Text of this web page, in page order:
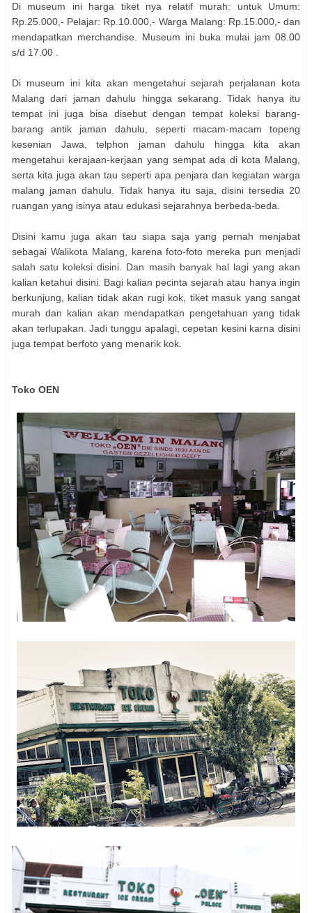
Di museum ini harga tiket nya relatif murah: untuk Umum:
Rp.25.000,- Pelajar: Rp.10.000,- Warga Malang: Rp.15.000,- dan
mendapatkan merchandise. Museum ini buka mulai jam 08.00
s/d 17.00 .
Di museum ini kita akan mengetahui sejarah perjalanan kota
Malang dari jaman dahulu hingga sekarang. Tidak hanya itu
tempat ini juga bisa disebut dengan tempat koleksi barang-
barang antik jaman dahulu, seperti macam-macam topeng
kesenian Jawa, telphon jaman dahulu hingga kita akan
mengetahui kerajaan-kerjaan yang sempat ada di kota Malang,
serta kita juga akan tau seperti apa penjara dan kegiatan warga
malang jaman dahulu. Tidak hanya itu saja, disini tersedia 20
ruangan yang isinya atau edukasi sejarahnya berbeda-beda.
Disini kamu juga akan tau siapa saja yang pernah menjabat
sebagai Walikota Malang, karena foto-foto mereka pun menjadi
salah satu koleksi disini. Dan masih banyak hal lagi yang akan
kalian ketahui disini. Bagi kalian pecinta sejarah atau hanya ingin
berkunjung, kalian tidak akan rugi kok, tiket masuk yang sangat
murah dan kalian akan mendapatkan pengetahuan yang tidak
akan terlupakan. Jadi tunggu apalagi, cepetan kesini karna disini
juga tempat berfoto yang menarik kok.
Toko OEN